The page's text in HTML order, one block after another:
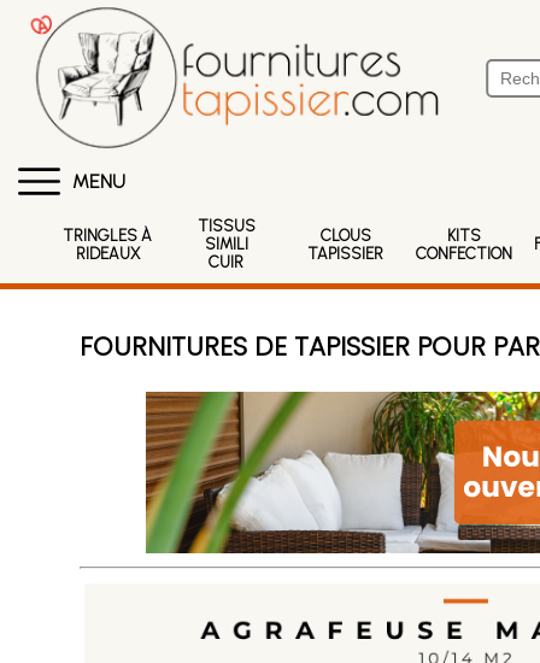
MENU
TRINGLES À
RIDEAUX
TISSUS
SIMILI
CUIR
CLOUS
TAPISSIER
KITS
CONFECTION
FOURNITURES DE TAPISSIER POUR